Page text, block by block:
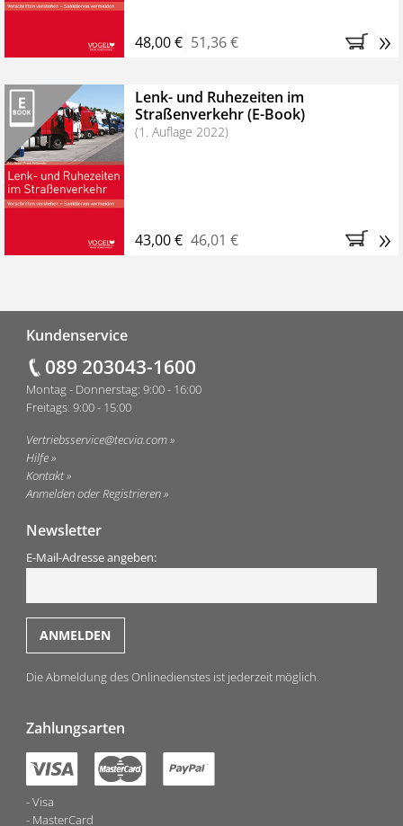
48,00 € 51,36 € »
Lenk- und Ruhezeiten im
Straßenverkehr (E-Book)
(1. Auflage 2022)
43,00 € 46,01 € »
Kundenservice
089 203043-1600
Montag - Donnerstag: 9:00 - 16:00
Freitags: 9:00 - 15:00
Vertriebsservice@tecvia.com
Hilfe
Kontakt
Anmelden oder Registrieren
Newsletter
E-Mail-Adresse angeben:
Die Abmeldung des Onlinedienstes ist jederzeit möglich.
Zahlungsarten
Visa
MasterCard